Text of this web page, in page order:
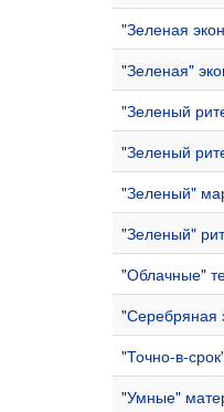
"Зеленая
"Зеленая"
"Зеленый
"Зеленый
"Зеленый"
"Зеленый"
"Облачные"
"Серебряная
"Точно-в-
"Умные"